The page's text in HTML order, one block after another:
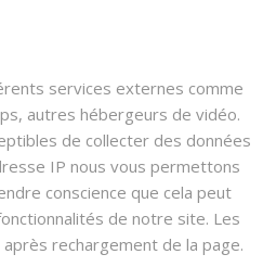
services externes comme
autres hébergeurs de vidéo.
de collecter des données
IP nous vous permettons
conscience que cela peut
de notre site. Les
rechargement de la page.